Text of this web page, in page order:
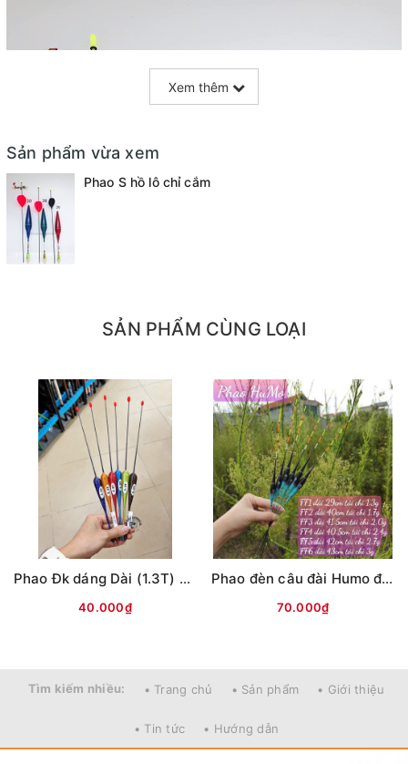
Xem thêm
Sản phẩm vừa xem
Phao S hồ lô chỉ cắm
SẢN PHẨM CÙNG LOẠI
Phao Đk dáng Dài (1.3T) các màu (#16-dài 30cm)
40.000₫
Phao đèn câu đài Humo đổi màu
70.000₫
Tìm kiếm nhiều: • Trang chủ • Sản phẩm • Giới thiệu
• Tin tức • Hướng dẫn